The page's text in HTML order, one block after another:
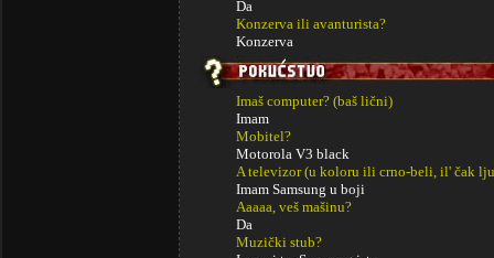
Da
Konzerva ili avanturista?
Konzerva
Imaš computer? (baš lični)
Imam
Mobitel?
Motorola V3 black
A televizor (u koloru ili crno-beli, il' čak
Imam Samsung u boji
Aaaaa, veš mašinu?
Da
Muzički stub?